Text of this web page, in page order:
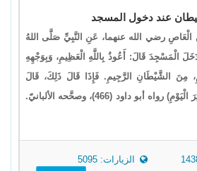
رضي الله عنهما، عَنِ النَّبِيِّ صَلَّى اللهُ
الْمَسْجِدَ قَالَ: أَعُوذُ بِاللَّهِ الْعَظِيمِ، وَبِوَجْهِهِ
مِنَ الشَّيْطَانِ الرَّجِيمِ. فَإِذَا قَالَ ذَلِكَ، قَالَ
داود (466)، وصحَّحه الألبانيّ.
الزيارات: 5095